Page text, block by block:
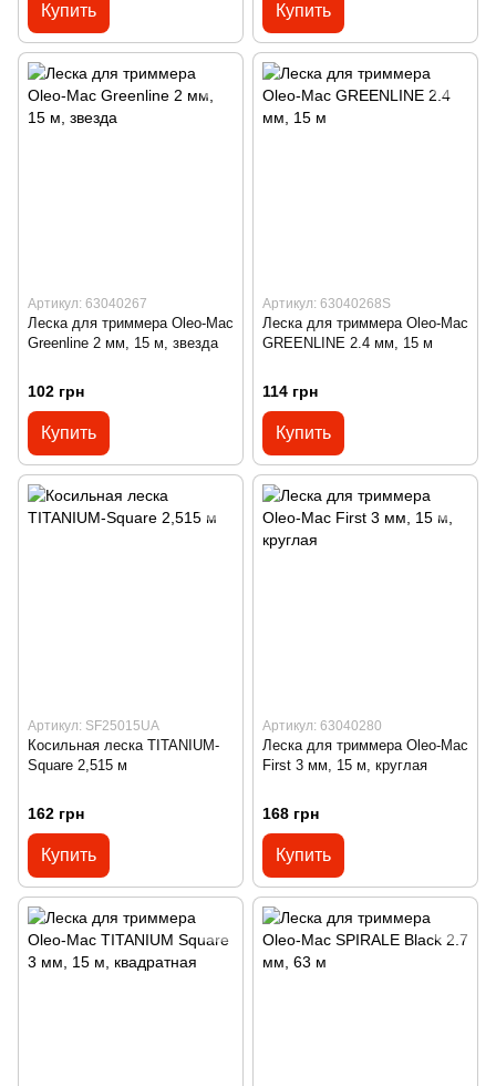
Купить Купить
Артикул: 63040267
Леска для триммера Oleo-Mac
Greenline 2 мм, 15 м, звезда
102 грн
Купить
Артикул: 63040268S
Леска для триммера Oleo-Mac
GREENLINE 2.4 мм, 15 м
114 грн
Купить
Артикул: SF25015UA
Косильная леска TITANIUM-
Square 2,515 м
162 грн
Купить
Артикул: 63040280
Леска для триммера Oleo-Mac
First 3 мм, 15 м, круглая
168 грн
Купить